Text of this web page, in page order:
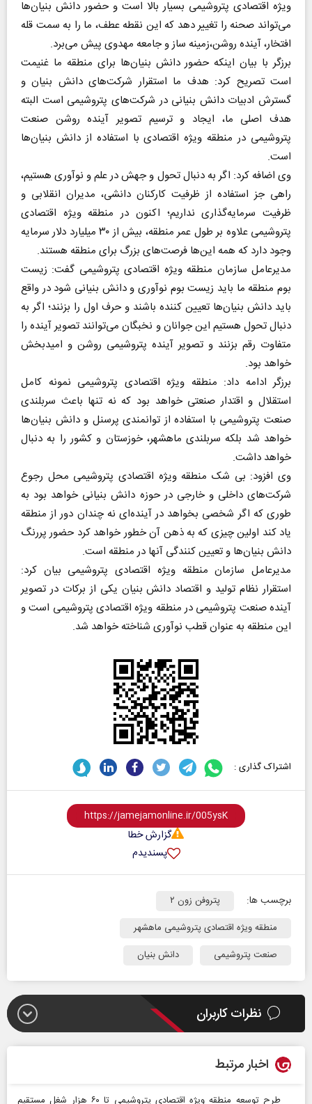
ویژه اقتصادی پتروشیمی بسیار بالا است و حضور دانش بنیان‌ها
می‌تواند صحنه را تغییر دهد که این نقطه عطف، ما را به سمت قله
افتخار، آینده روشن،زمینه ساز و جامعه مهدوی پیش می‌برد.
برزگر با بیان اینکه حضور دانش بنیان‌ها برای منطقه ما غنیمت
است تصریح کرد: هدف ما استقرار شرکت‌های دانش بنیان و
گسترش ادبیات دانش بنیانی در شرکت‌های پتروشیمی است البته
هدف اصلی ما، ایجاد و ترسیم تصویر آینده روشن صنعت
پتروشیمی در منطقه ویژه اقتصادی با استفاده از دانش بنیان‌ها
است.
وی اضافه کرد: اگر به دنبال تحول و جهش در علم و نوآوری هستیم،
راهی جز استفاده از ظرفیت کارکنان دانشی، مدیران انقلابی و
ظرفیت سرمایه‌گذاری نداریم؛ اکنون در منطقه ویژه اقتصادی
پتروشیمی علاوه بر طول عمر منطقه، بیش از ۳۰ میلیارد دلار سرمایه
وجود دارد که همه این‌ها فرصت‌های بزرگ برای منطقه هستند.
مدیرعامل سازمان منطقه ویژه اقتصادی پتروشیمی گفت: زیست
بوم منطقه ما باید زیست بوم نوآوری و دانش بنیانی شود در واقع
باید دانش بنیان‌ها تعیین کننده باشند و حرف اول را بزنند؛ اگر به
دنبال تحول هستیم این جوانان و نخبگان می‌توانند تصویر آینده را
متفاوت رقم بزنند و تصویر آینده پتروشیمی روشن و امیدبخش
خواهد بود.
برزگر ادامه داد: منطقه ویژه اقتصادی پتروشیمی نمونه کامل
استقلال و اقتدار صنعتی خواهد بود که نه تنها باعث سربلندی
صنعت پتروشیمی با استفاده از توانمندی پرسنل و دانش بنیان‌ها
خواهد شد بلکه سربلندی ماهشهر، خوزستان و کشور را به دنبال
خواهد داشت.
وی افزود: بی شک منطقه ویژه اقتصادی پتروشیمی محل رجوع
شرکت‌های داخلی و خارجی در حوزه دانش بنیانی خواهد بود به
طوری که اگر شخصی بخواهد در آینده‌ای نه چندان دور از منطقه
یاد کند اولین چیزی که به ذهن آن خطور خواهد کرد حضور پررنگ
دانش بنیان‌ها و تعیین کنندگی آنها در منطقه است.
مدیرعامل سازمان منطقه ویژه اقتصادی پتروشیمی بیان کرد:
استقرار نظام تولید و اقتصاد دانش بنیان یکی از برکات در تصویر
آینده صنعت پتروشیمی در منطقه ویژه اقتصادی پتروشیمی است و
این منطقه به عنوان قطب نوآوری شناخته خواهد شد.
اشتراک گذاری :
گزارش خطا
پسندیدم
برچسب ها:
پتروفن زون ۲
منطقه ویژه اقتصادی پتروشیمی ماهشهر
صنعت پتروشیمی
دانش بنیان
نظرات کاربران
اخبار مرتبط
طرح توسعه منطقه ویژه اقتصادی پتروشیمی تا ۶۰ هزار شغل مستقیم